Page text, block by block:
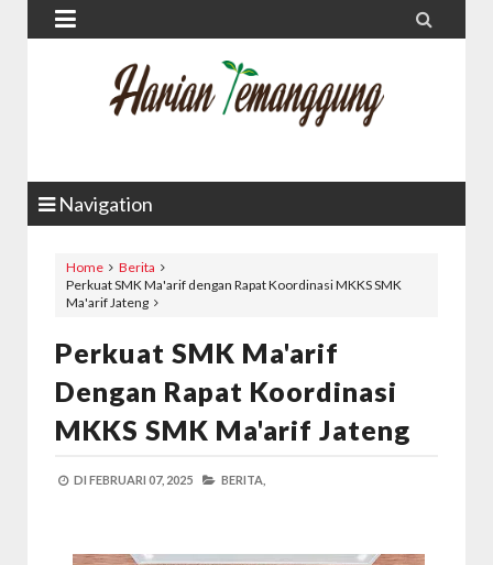
 
Navigation
Home
Berita
Perkuat SMK Ma'arif dengan Rapat Koordinasi MKKS SMK
Ma'arif Jateng
Perkuat SMK Ma'arif
Dengan Rapat Koordinasi
MKKS SMK Ma'arif Jateng
DI FEBRUARI 07, 2025 BERITA,